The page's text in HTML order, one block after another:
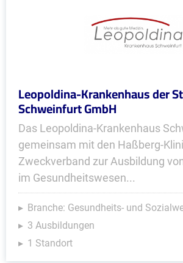
Leopoldina-Krankenhaus der
Schweinfurt GmbH
Das Leopoldina-Krankenhaus
gemeinsam mit den Haßberg-
Zweckverband zur Ausbildung
im Gesundheitswesen...
Branche: Gesundheits- und
3 Ausbildungen
1 Standort